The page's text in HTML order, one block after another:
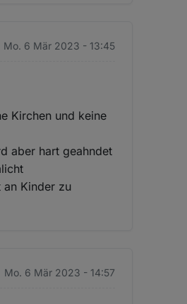
Mo. 6 Mär 2023 - 13:45
Kirchen und keine
aber hart geahndet
an Kinder zu
Mo. 6 Mär 2023 - 14:57